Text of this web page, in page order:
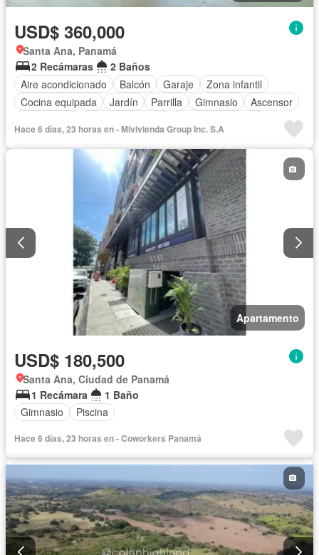
USD$ 360,000
Santa Ana, Panamá
2 Recámaras
2 Baños
Aire acondicionado
Balcón Garaje
Zona infantil
Cocina equipada
Jardín Parrilla Gimnasio
Ascensor
Piscina
Hace 6 días, 23 horas en - Mivivienda Group Inc. S.A
Apartamento
USD$ 180,500
Santa Ana, Ciudad de Panamá
1 Recámara
1 Baño
Gimnasio
Piscina
Hace 6 días, 23 horas en - Coworkers Panamá